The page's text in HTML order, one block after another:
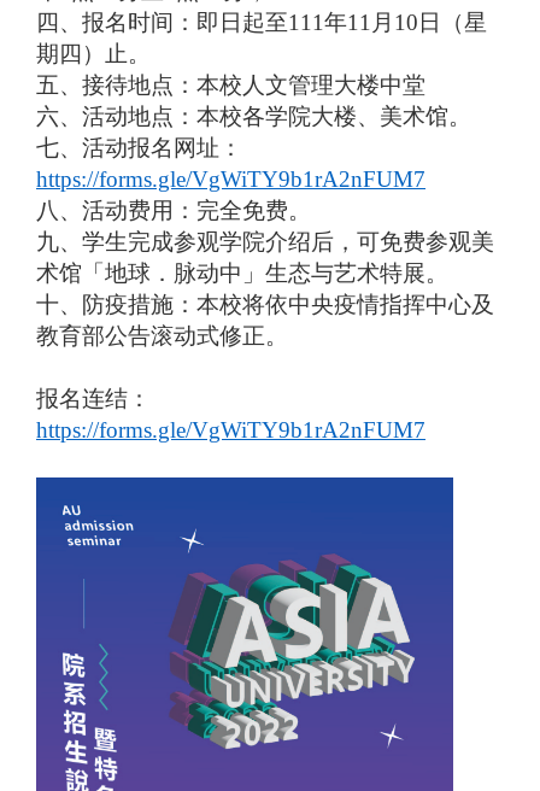
四、报名时间：即日起至111年11月10日（星
期四）止。
五、接待地点：本校人文管理大楼中堂
六、活动地点：本校各学院大楼、美术馆。
七、活动报名网址：
https://forms.gle/VgWiTY9b1rA2nFUM7
八、活动费用：完全免费。
九、学生完成参观学院介绍后，可免费参观美
术馆「地球．脉动中」生态与艺术特展。
十、防疫措施：本校将依中央疫情指挥中心及
教育部公告滚动式修正。
报名连结：
https://forms.gle/VgWiTY9b1rA2nFUM7